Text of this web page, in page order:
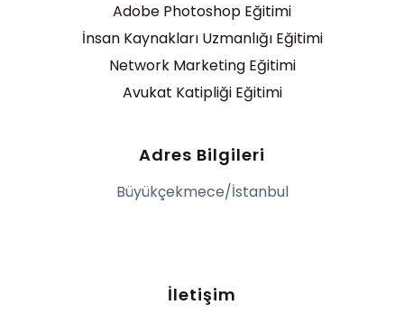
Adobe Photoshop Eğitimi
İnsan Kaynakları Uzmanlığı Eğitimi
Network Marketing Eğitimi
Avukat Katipliği Eğitimi
Adres Bilgileri
Büyükçekmece/İstanbul
İletişim